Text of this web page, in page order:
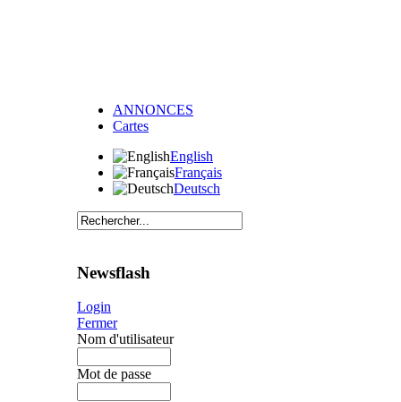
ANNONCES
Cartes
English
Français
Deutsch
Newsflash
Login
Fermer
Nom d'utilisateur
Mot de passe